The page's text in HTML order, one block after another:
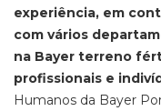
experiência, em
com vários
na Bayer terreno
profissionais e
Humanos da Bayer